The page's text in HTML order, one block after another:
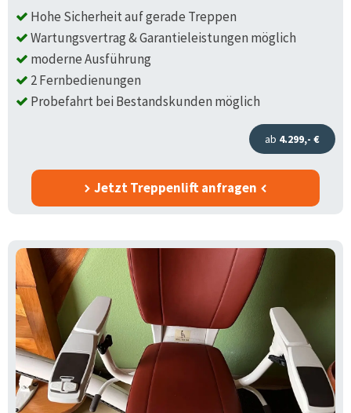
Hohe Sicherheit auf gerade Treppen
Wartungsvertrag & Garantieleistungen möglich
moderne Ausführung
2 Fernbedienungen
Probefahrt bei Bestandskunden möglich
ab 4.299,- €
Jetzt Treppenlift anfragen